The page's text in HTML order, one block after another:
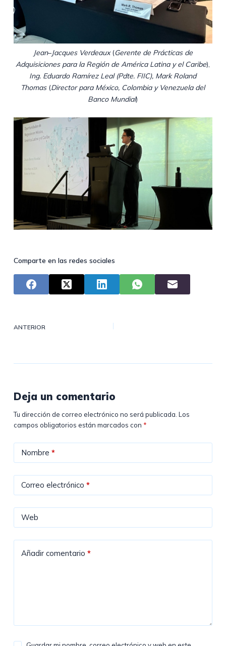
Jean–Jacques Verdeaux(Gerente de Prácticas de
Adquisiciones para la Región de América Latina y el Caribe),
Ing. Eduardo Ramírez Leal (Pdte. FIIC), Mark Roland
Thomas (Director para México, Colombia y Venezuela del
Banco Mundial)
Comparte en las redes sociales
ANTERIOR
Deja un comentario
Tu dirección de correo electrónico no será publicada. Los
campos obligatorios están marcados con *
Nombre *
Correo electrónico *
Web
Añadir comentario *